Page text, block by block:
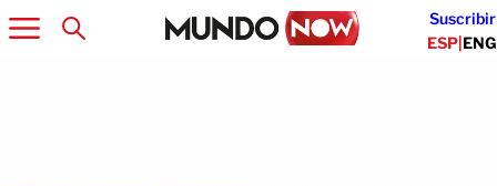
Suscribir
ESP|ENG